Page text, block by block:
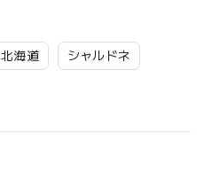
北海道 シャルドネ